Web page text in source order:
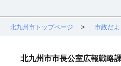
北九州市トップページ 市政だ
北九州市市長公室広報戦略